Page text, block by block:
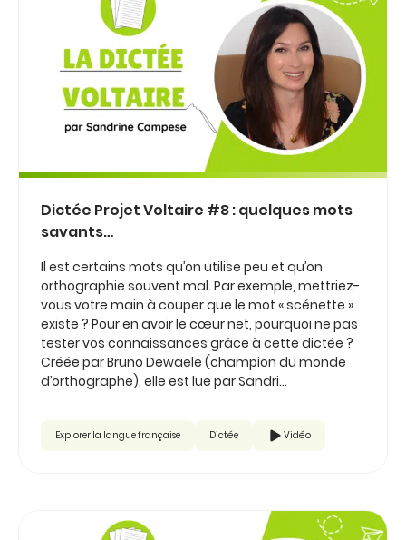
Dictée Projet Voltaire #8 : quelques mots
savants…
Il est certains mots qu’on utilise peu et qu’on
orthographie souvent mal. Par exemple, mettriez-
vous votre main à couper que le mot « scénette »
existe ? Pour en avoir le cœur net, pourquoi ne pas
tester vos connaissances grâce à cette dictée ?
Créée par Bruno Dewaele (champion du monde
d’orthographe), elle est lue par Sandri...
Explorer la langue française Dictée Vidéo